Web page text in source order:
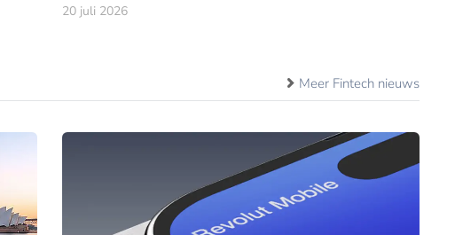
20 juli 2026
Meer Fintech nieuws